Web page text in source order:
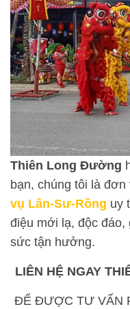
Thiên Long Đường
bạn, chúng tôi là
vụ Lân-Sư-Rồng uy
điệu mới lạ, độc đáo,
sức tận hưởng.
LIÊN HỆ NGAY
ĐỂ ĐƯỢC TƯ VẤN